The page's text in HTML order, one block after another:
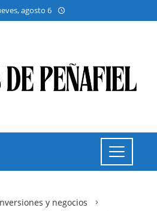
agosto 6
y negocios